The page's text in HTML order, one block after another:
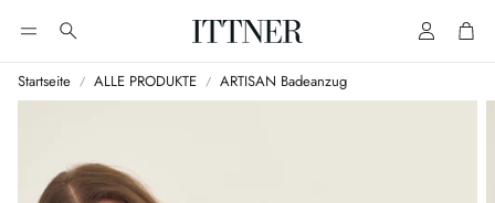
Suche AccountCart
Startseite ALLE PRODUKTE ARTISAN Badeanzug